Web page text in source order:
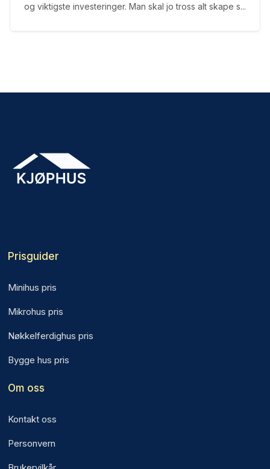
og viktigste investeringer. Man skal jo tross alt skape s...
Prisguider
Minihus pris
Mikrohus pris
Nøkkelferdighus pris
Bygge hus pris
Om oss
Kontakt oss
Personvern